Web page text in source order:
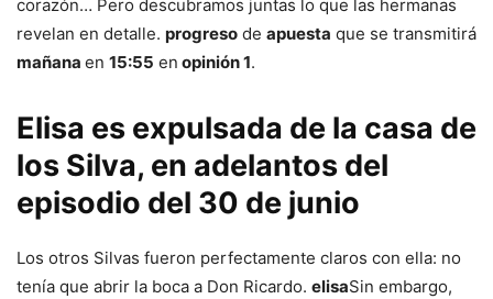
corazón… Pero descubramos juntas lo que las hermanas
revelan en detalle. progreso de apuesta que se transmitirá
mañana en 15:55 en opinión 1.
Elisa es expulsada de la casa de
los Silva, en adelantos del
episodio del 30 de junio
Los otros Silvas fueron perfectamente claros con ella: no
tenía que abrir la boca a Don Ricardo. elisaSin embargo,